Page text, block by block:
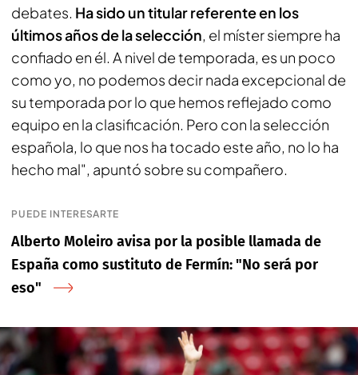
debates. Ha sido un titular referente en los
últimos años de la selección, el míster siempre ha
confiado en él. A nivel de temporada, es un poco
como yo, no podemos decir nada excepcional de
su temporada por lo que hemos reflejado como
equipo en la clasificación. Pero con la selección
española, lo que nos ha tocado este año, no lo ha
hecho mal", apuntó sobre su compañero.
PUEDE INTERESARTE
Alberto Moleiro avisa por la posible llamada de
España como sustituto de Fermín: "No será por
eso"